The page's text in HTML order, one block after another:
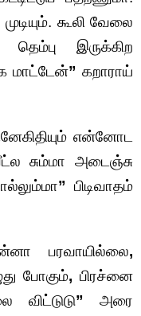
கூலி வேலை
தெம்பு இருக்கிற
மாட்டேன்”கறாராய்
என்னோட
சும்மா அடைஞ்சு
” பிடிவாதம்
பரவாயில்லை,
போகும்,பிரச்னை
விட்டுடு”அரை